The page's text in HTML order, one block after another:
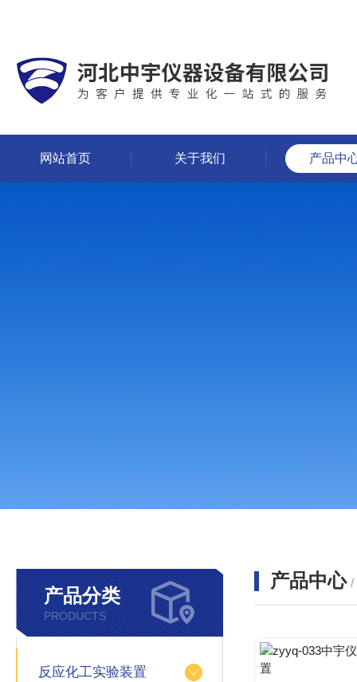
网站首页 关于我们 产品中
产品分类
PRODUCTS
反应化工实验装置
产品中心 /